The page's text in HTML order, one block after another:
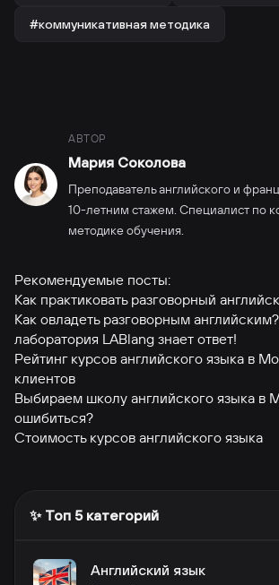
#коммуникативная методика
АВТОР
Мария Соколова
Преподаватель английского и
10-летним стажем. Специалист по
методике обучения.
Рекомендуемые посты:
Как практиковать разговорный
Как овладеть разговорным
лаборатория LABlang знает ответ!
Рейтинг курсов английского языка в
клиентов
Выбираем школу английского языка в
ошибиться?
Стоимость курсов английского языка
✨ Топ 5 категорий
Английский язык